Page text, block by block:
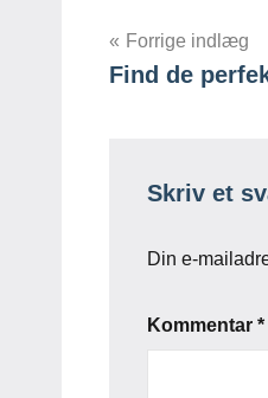
Forrige indlæg
Find de
Skriv et
Din e-
Kommentar *